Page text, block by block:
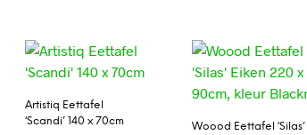
Artistiq Eettafel
‘Scandi’ 140 x 70cm
Woood Eettafel ‘Silas’